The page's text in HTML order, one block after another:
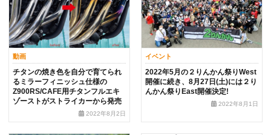
動画
チタンの焼き色を自分で育てられ
るミラーフィニッシュ仕様の
Z900RS/CAFE用チタンフルエキ
ゾーストがストライカーから発売
2022年8月2日
イベント
2022年5月の２りんかん祭りWest
開催に続き、8月27日(土)には２り
んかん祭りEast開催決定!
2022年8月1日